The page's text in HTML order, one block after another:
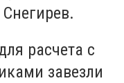
расчета с
завезли